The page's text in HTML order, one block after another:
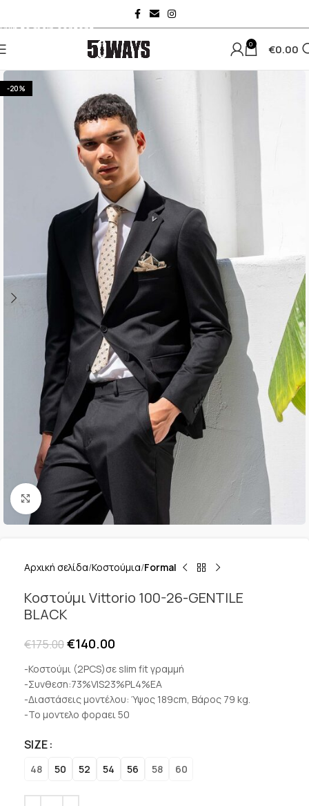
Skip to main content
0 €0.00
-20%
Κλικ για μεγέθυνση
Αρχική σελίδα Κοστούμια Formal
Κοστούμι Vittorio 100-26-GENTILE
BLACK
€175.00€140.00
-Κοστούμι (2PCS)σε slim fit γραμμή
-Συνθεση:73%VIS23%PL4%EA
-Διαστάσεις μοντέλου: Ύψος 189cm, Βάρος 79 kg.
-Το μοντελο φοραει 50
SIZE
48 50 52 54 56 58 60